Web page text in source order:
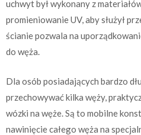
uchwyt był wykonany z
promieniowanie UV, aby służył
ścianie pozwala na
do węża.
Dla osób posiadających bardzo
przechowywać kilka węży,
wózki na węże. Są to mobilne
nawinięcie całego węża na